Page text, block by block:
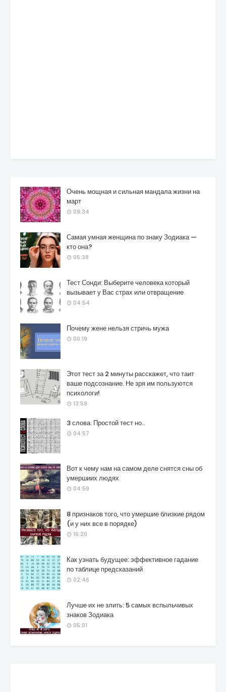
Очень мощная и сильная мандала жизни на
март
09:34
Самая умная женщина по знаку Зодиака —
кто она?
05:38
Тест Сонди: Выберите человека который
вызывает у Вас страх или отвращение
04:54
Почему жене нельзя стричь мужа
00:19
Этот тест за 2 минуты расскажет, что таит
ваше подсознание. Не зря им пользуются
психологи!
13:59
3 слова. Простой тест но..
04:57
Вот к чему нам на самом деле снятся сны об
умершиих людях
04:59
8 признаков того, что умершие близкие рядом
(и у них все в порядке)
16:20
Как узнать будущее: эффективное гадание
по таблице предсказаний
02:46
Лучше их не злить: 5 самых вспыльчивых
знаков Зодиака
05:01